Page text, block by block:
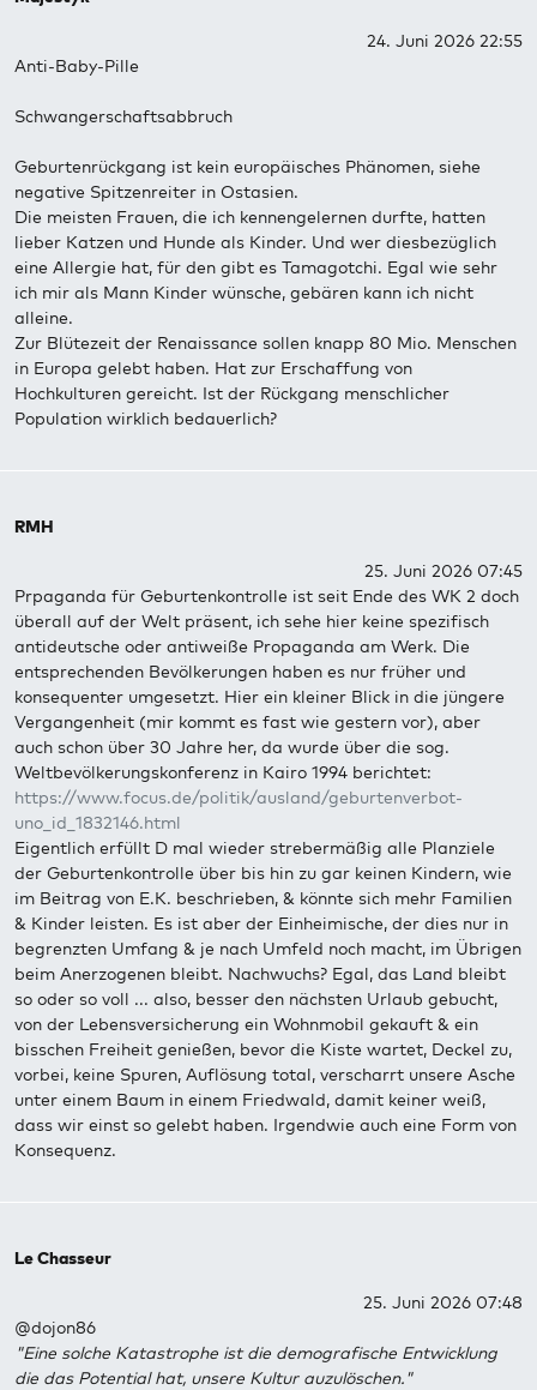
24. Juni 2026 22:55
Anti-Baby-Pille
Schwangerschaftsabbruch
Geburtenrückgang ist kein europäisches Phänomen, siehe
negative Spitzenreiter in Ostasien.
Die meisten Frauen, die ich kennengelernen durfte, hatten
lieber Katzen und Hunde als Kinder. Und wer diesbezüglich
eine Allergie hat, für den gibt es Tamagotchi. Egal wie sehr
ich mir als Mann Kinder wünsche, gebären kann ich nicht
alleine.
Zur Blütezeit der Renaissance sollen knapp 80 Mio. Menschen
in Europa gelebt haben. Hat zur Erschaffung von
Hochkulturen gereicht. Ist der Rückgang menschlicher
Population wirklich bedauerlich?
RMH
25. Juni 2026 07:45
Prpaganda für Geburtenkontrolle ist seit Ende des WK 2 doch
überall auf der Welt präsent, ich sehe hier keine spezifisch
antideutsche oder antiweiße Propaganda am Werk. Die
entsprechenden Bevölkerungen haben es nur früher und
konsequenter umgesetzt. Hier ein kleiner Blick in die jüngere
Vergangenheit (mir kommt es fast wie gestern vor), aber
auch schon über 30 Jahre her, da wurde über die sog.
Weltbevölkerungskonferenz in Kairo 1994 berichtet:
https://www.focus.de/politik/ausland/geburtenverbot-
uno_id_1832146.html
Eigentlich erfüllt D mal wieder strebermäßig alle Planziele
der Geburtenkontrolle über bis hin zu gar keinen Kindern, wie
im Beitrag von E.K. beschrieben, & könnte sich mehr Familien
& Kinder leisten. Es ist aber der Einheimische, der dies nur in
begrenzten Umfang & je nach Umfeld noch macht, im Übrigen
beim Anerzogenen bleibt. Nachwuchs? Egal, das Land bleibt
so oder so voll ... also, besser den nächsten Urlaub gebucht,
von der Lebensversicherung ein Wohnmobil gekauft & ein
bisschen Freiheit genießen, bevor die Kiste wartet, Deckel zu,
vorbei, keine Spuren, Auflösung total, verscharrt unsere Asche
unter einem Baum in einem Friedwald, damit keiner weiß,
dass wir einst so gelebt haben. Irgendwie auch eine Form von
Konsequenz.
Le Chasseur
25. Juni 2026 07:48
@dojon86
"Eine solche Katastrophe ist die demografische Entwicklung
die das Potential hat, unsere Kultur auzulöschen."